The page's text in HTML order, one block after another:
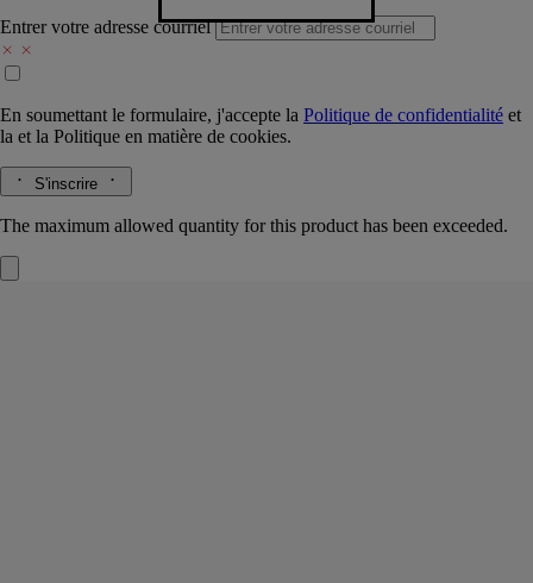
Entrer votre adresse courriel
En soumettant le formulaire, j'accepte la Politique de confidentialité et
la et la Politique en matière de cookies.
S'inscrire
The maximum allowed quantity for this product has been exceeded.